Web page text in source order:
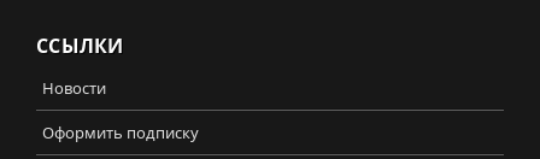
ССЫЛКИ
Новости
Оформить подписку